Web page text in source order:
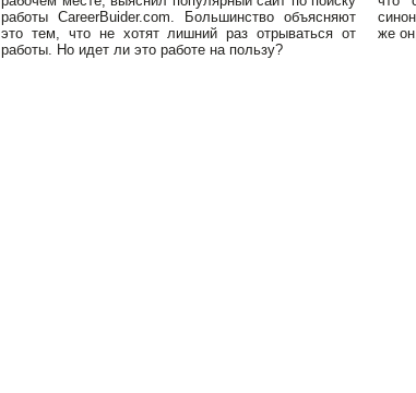
работы CareerBuider.com. Большинство объясняют
это тем, что не хотят лишний раз отрываться от
работы. Но идет ли это работе на пользу?
же